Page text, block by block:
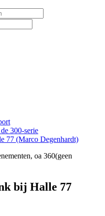
300-serie
77 (Marco Degenhardt)
oa 360(geen
bij Halle 77